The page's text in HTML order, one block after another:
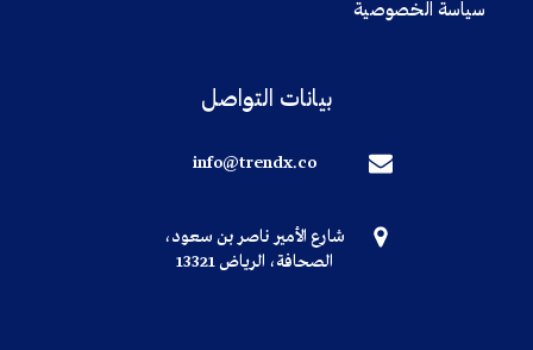
سياسة الخصوصية
بيانات التواصل
info@trendx.co
شارع الأمير ناصر بن سعود،
الصحافة، الرياض 13321